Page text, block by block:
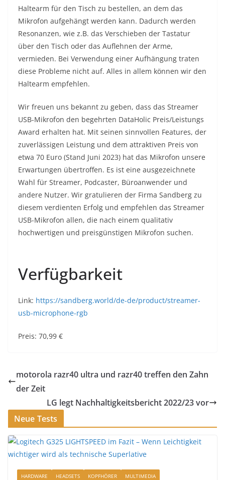
Haltearm für den Tisch zu bestellen, an dem das
Mikrofon aufgehängt werden kann. Dadurch werden
Resonanzen, wie z.B. das Verschieben der Tastatur
über den Tisch oder das Auflehnen der Arme,
vermieden. Bei Verwendung einer Aufhängung traten
diese Probleme nicht auf. Alles in allem können wir den
Haltearm empfehlen.
Wir freuen uns bekannt zu geben, dass das Streamer
USB-Mikrofon den begehrten DataHolic Preis/Leistungs
Award erhalten hat. Mit seinen sinnvollen Features, der
zuverlässigen Leistung und dem attraktiven Preis von
etwa 70 Euro (Stand Juni 2023) hat das Mikrofon unsere
Erwartungen übertroffen. Es ist eine ausgezeichnete
Wahl für Streamer, Podcaster, Büroanwender und
andere Nutzer. Wir gratulieren der Firma Sandberg zu
diesem verdienten Erfolg und empfehlen das Streamer
USB-Mikrofon allen, die nach einem qualitativ
hochwertigen und preisgünstigen Mikrofon suchen.
Verfügbarkeit
Link: https://sandberg.world/de-de/product/streamer-
usb-microphone-rgb
Preis: 70,99 €
motorola razr40 ultra und razr40 treffen den Zahn
der Zeit
LG legt Nachhaltigkeitsbericht 2022/23 vor
Neue Tests
HARDWARE HEADSETS KOPFHÖRER MULTIMEDIA